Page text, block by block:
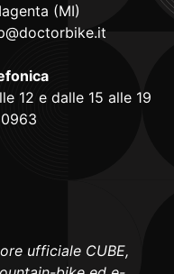
(MI)
12 e dalle 15 alle 19
ufficiale CUBE,